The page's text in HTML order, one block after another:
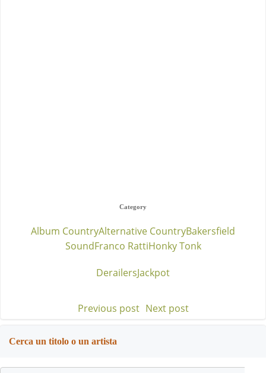
Category
Album CountryAlternative CountryBakersfield
SoundFranco RattiHonky Tonk
DerailersJackpot
Post
navigation
Previous post Post
Next post
Cerca un titolo o un artista
Search